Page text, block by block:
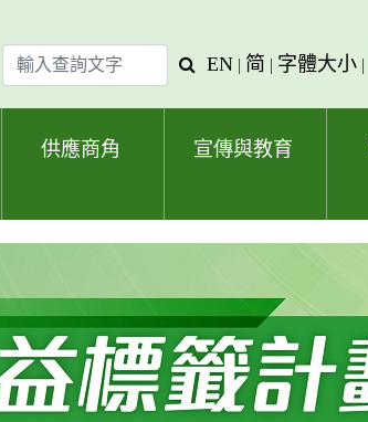
輸
入
查
查
字
EN | 简 | 字體大小 |
供應商角 宣傳與教育